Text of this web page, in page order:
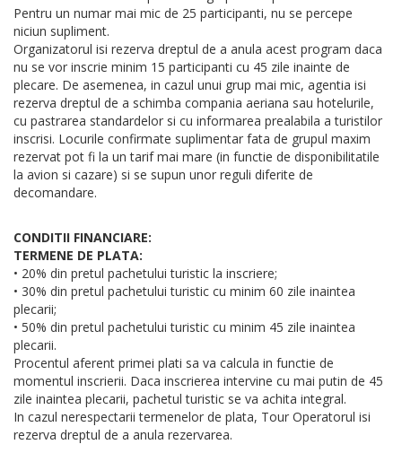
Pentru un numar mai mic de 25 participanti, nu se percepe
niciun supliment.
Organizatorul isi rezerva dreptul de a anula acest program daca
nu se vor inscrie minim 15 participanti cu 45 zile inainte de
plecare. De asemenea, in cazul unui grup mai mic, agentia isi
rezerva dreptul de a schimba compania aeriana sau hotelurile,
cu pastrarea standardelor si cu informarea prealabila a turistilor
inscrisi. Locurile confirmate suplimentar fata de grupul maxim
rezervat pot fi la un tarif mai mare (in functie de disponibilitatile
la avion si cazare) si se supun unor reguli diferite de
decomandare.
CONDITII FINANCIARE:
TERMENE DE PLATA:
• 20% din pretul pachetului turistic la inscriere;
• 30% din pretul pachetului turistic cu minim 60 zile inaintea
plecarii;
• 50% din pretul pachetului turistic cu minim 45 zile inaintea
plecarii.
Procentul aferent primei plati sa va calcula in functie de
momentul inscrierii. Daca inscrierea intervine cu mai putin de 45
zile inaintea plecarii, pachetul turistic se va achita integral.
In cazul nerespectarii termenelor de plata, Tour Operatorul isi
rezerva dreptul de a anula rezervarea.